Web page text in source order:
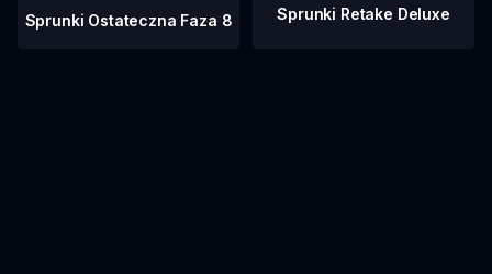
Sprunki Ostateczna Faza 8 Sprunki Retake Deluxe